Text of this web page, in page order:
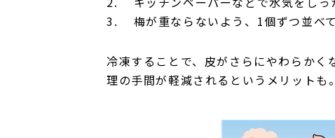
3. 梅が重ならないよう、1個ずつ並べて
冷凍することで、皮がさらにやわらか
理の手間が軽減されるというメリットも。